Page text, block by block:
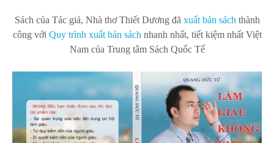
Sách của Tác giả, Nhà thơ Thiết Dương đã xuất bản sách thành
công với Quy trình xuất bản sách nhanh nhất, tiết kiệm nhất Việt
Nam của Trung tâm Sách Quốc Tế